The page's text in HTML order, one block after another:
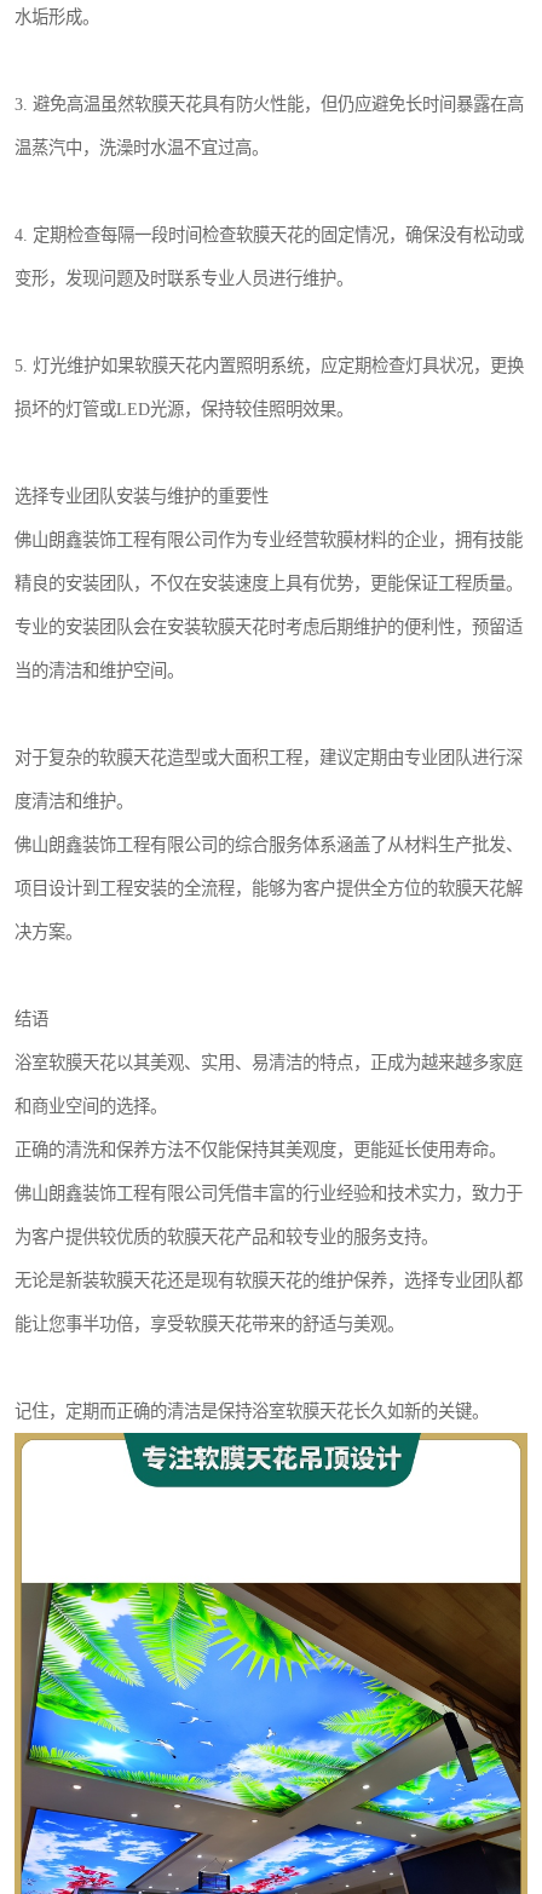
水垢形成。
3. 避免高温虽然软膜天花具有防火性能，但仍应避免长时间暴露在高
温蒸汽中，洗澡时水温不宜过高。
4. 定期检查每隔一段时间检查软膜天花的固定情况，确保没有松动或
变形，发现问题及时联系专业人员进行维护。
5. 灯光维护如果软膜天花内置照明系统，应定期检查灯具状况，更换
损坏的灯管或LED光源，保持较佳照明效果。
选择专业团队安装与维护的重要性
佛山朗鑫装饰工程有限公司作为专业经营软膜材料的企业，拥有技能
精良的安装团队，不仅在安装速度上具有优势，更能保证工程质量。
专业的安装团队会在安装软膜天花时考虑后期维护的便利性，预留适
当的清洁和维护空间。
对于复杂的软膜天花造型或大面积工程，建议定期由专业团队进行深
度清洁和维护。
佛山朗鑫装饰工程有限公司的综合服务体系涵盖了从材料生产批发、
项目设计到工程安装的全流程，能够为客户提供全方位的软膜天花解
决方案。
结语
浴室软膜天花以其美观、实用、易清洁的特点，正成为越来越多家庭
和商业空间的选择。
正确的清洗和保养方法不仅能保持其美观度，更能延长使用寿命。
佛山朗鑫装饰工程有限公司凭借丰富的行业经验和技术实力，致力于
为客户提供较优质的软膜天花产品和较专业的服务支持。
无论是新装软膜天花还是现有软膜天花的维护保养，选择专业团队都
能让您事半功倍，享受软膜天花带来的舒适与美观。
记住，定期而正确的清洁是保持浴室软膜天花长久如新的关键。